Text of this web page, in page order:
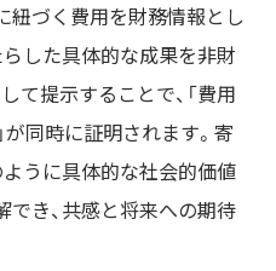
紐づく費用を財務情報とし
した具体的な成果を非財
て提示することで、「費用
が同時に証明されます。寄
うに具体的な社会的価値
き、共感と将来への期待